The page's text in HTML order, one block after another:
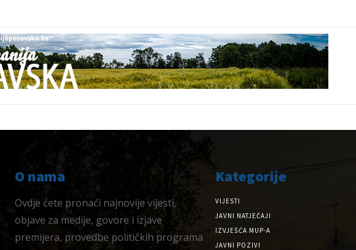
O nama
Ovdje ćete pronaći najnovije vijesti,
objave za medije, govore i izjave
premijera, provedbe političkih programa
Kategorije
VIJESTI
JAVNI NATJEČAJI
IZVJEŠĆA MUP-A
JAVNI POZIVI